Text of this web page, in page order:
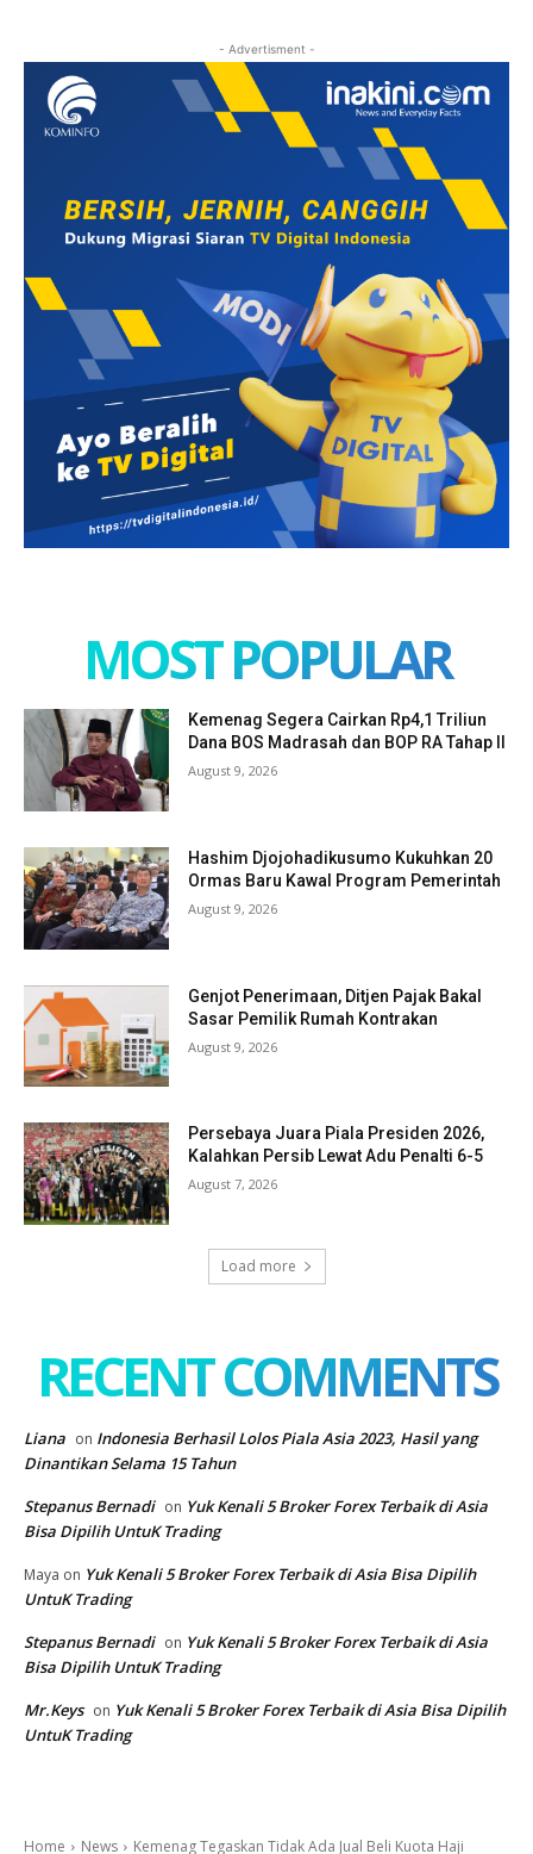
- Advertisment -
MOST POPULAR
Kemenag Segera Cairkan Rp4,1 Triliun
Dana BOS Madrasah dan BOP RA Tahap II
August 9, 2026
Hashim Djojohadikusumo Kukuhkan 20
Ormas Baru Kawal Program Pemerintah
August 9, 2026
Genjot Penerimaan, Ditjen Pajak Bakal
Sasar Pemilik Rumah Kontrakan
August 9, 2026
Persebaya Juara Piala Presiden 2026,
Kalahkan Persib Lewat Adu Penalti 6-5
August 7, 2026
Load more
RECENT COMMENTS
Liana on Indonesia Berhasil Lolos Piala Asia 2023, Hasil yang
Dinantikan Selama 15 Tahun
Stepanus Bernadi on Yuk Kenali 5 Broker Forex Terbaik di Asia
Bisa Dipilih UntuK Trading
Maya on Yuk Kenali 5 Broker Forex Terbaik di Asia Bisa Dipilih
UntuK Trading
Stepanus Bernadi on Yuk Kenali 5 Broker Forex Terbaik di Asia
Bisa Dipilih UntuK Trading
Mr.Keys on Yuk Kenali 5 Broker Forex Terbaik di Asia Bisa Dipilih
UntuK Trading